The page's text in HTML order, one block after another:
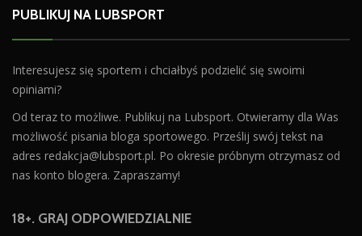
PUBLIKUJ NA LUBSPORT
Interesujesz się sportem i chciałbyś podzielić się swoimi
opiniami?
Od teraz to możliwe. Publikuj na Lubsport. Otwieramy dla Was
możliwość pisania bloga sportowego. Prześlij swój tekst na
adres redakcja@lubsport.pl. Po okresie próbnym otrzymasz od
nas konto blogera. Zapraszamy!
18+. GRAJ ODPOWIEDZIALNIE